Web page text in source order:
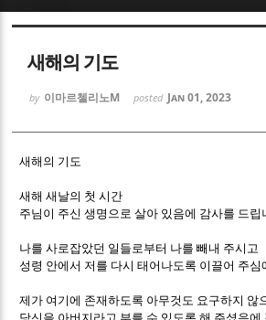
새해의 기도
by 이마르첼리노M posted Jan 01, 2023
새해의 기도
새해 새날의 첫 시간
주님이 주신 생명으로 살아 있음에 감사를 드립
나를 사로잡았던 일들로부터 나를 빼내 주시고
성령 안에서 저를 다시 태어나도록 이끌어 주
제가 여기에 존재하도록 아무것도 요구하지 않
Sketchbook5, 스케치북5
Sketchbook5, 스케치
Sketchbook5, 스케치북5
Sketchbook5, 스케치